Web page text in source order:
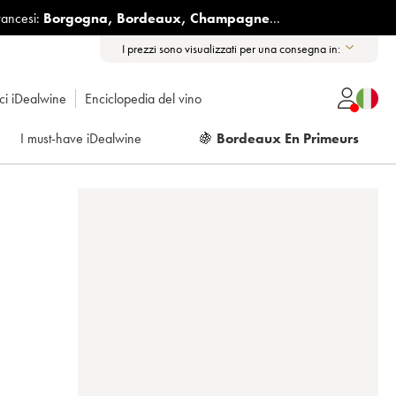
Borgogna, Bordeaux, Champagne...
I prezzi sono visualizzati per una consegna in:
iDealwine Enciclopedia del vino
I must-have iDealwine 🍇 Bordeaux En Primeurs